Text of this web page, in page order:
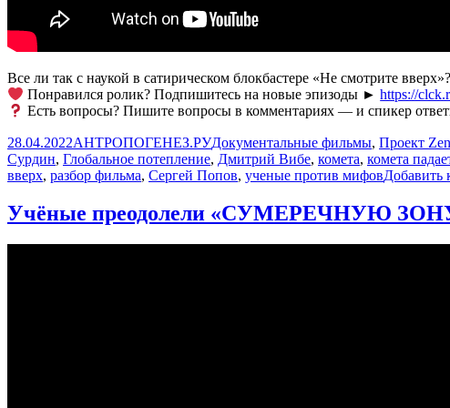
Все ли так с наукой в сатирическом блокбастере «Не смотрите
Понравился ролик? Подпишитесь на новые эпизоды ►https://
Есть вопросы? Пишите вопросы в комментариях — и спикер
Опубликовано
28.04.2022Автор
АНТРОПОГЕНЕЗ.РУРубрики
Документальные фильмы, Проект
Сурдин, Глобальное потепление, Дмитрий Вибе, комета, комета
вверх, разбор фильма, Сергей Попов, ученые против мифовДобавить
Учёные преодолели «СУМЕРЕЧНУЮ